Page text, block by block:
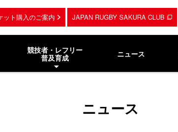
ット購入のご案内 JAPAN RUGBY SAKURA CLUB
競技者・レフリー
普及育成
ニュース
ニュース